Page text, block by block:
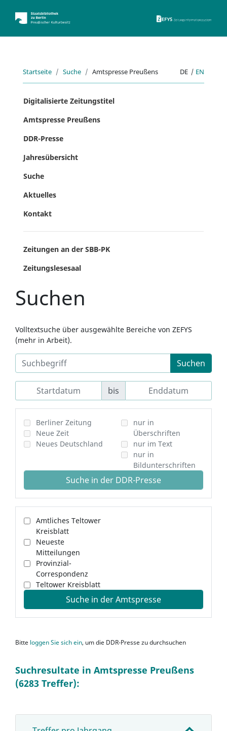
Startseite Suche Amtspresse Preußens DE | EN
Digitalisierte Zeitungstitel
Amtspresse Preußens
DDR-Presse
Jahresübersicht
Suche
Aktuelles
Kontakt
Zeitungen an der SBB-PK
Zeitungslesesaal
Suchen
Volltextsuche über ausgewählte Bereiche von ZEFYS
(mehr in Arbeit).
Suchen
bis
Berliner Zeitung
Neue Zeit
Neues Deutschland
nur in
Überschriften
nur im Text
nur in
Bildunterschriften
Suche in der DDR-Presse
Amtliches Teltower
Kreisblatt
Neueste
Mitteilungen
Provinzial-
Correspondenz
Teltower Kreisblatt
Suche in der Amtspresse
Bitte loggen Sie sich ein, um die DDR-Presse zu durchsuchen
Suchresultate in Amtspresse Preußens
(6283 Treffer):